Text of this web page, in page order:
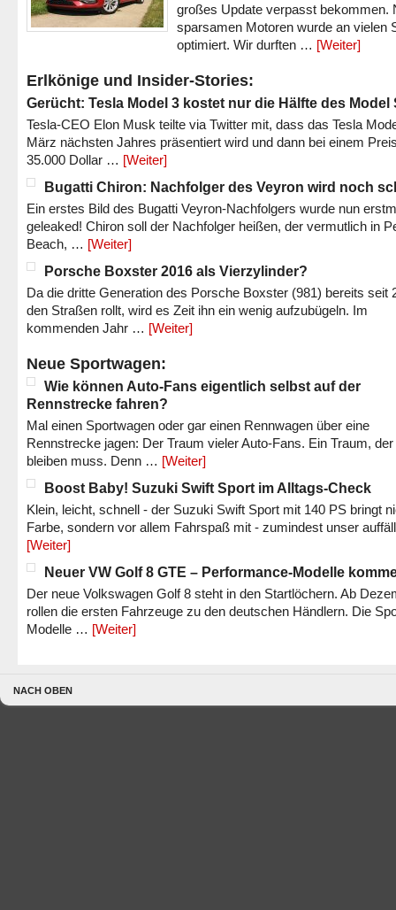
großes Update verpasst bekommen.
sparsamen Motoren wurde an vielen
optimiert. Wir durften … [Weiter]
Erlkönige und Insider-Stories:
Gerücht: Tesla Model 3 kostet nur die Hälfte des Model
Tesla-CEO Elon Musk teilte via Twitter mit, dass das Tesla
März nächsten Jahres präsentiert wird und dann bei einem
35.000 Dollar … [Weiter]
Bugatti Chiron: Nachfolger des Veyron wird noch
Ein erstes Bild des Bugatti Veyron-Nachfolgers wurde nun
geleaked! Chiron soll der Nachfolger heißen, der vermutlich in
Beach, … [Weiter]
Porsche Boxster 2016 als Vierzylinder?
Da die dritte Generation des Porsche Boxster (981) bereits seit
den Straßen rollt, wird es Zeit ihn ein wenig aufzubügeln. Im
kommenden Jahr … [Weiter]
Neue Sportwagen:
Wie können Auto-Fans eigentlich selbst auf der
Rennstrecke fahren?
Mal einen Sportwagen oder gar einen Rennwagen über eine
Rennstrecke jagen: Der Traum vieler Auto-Fans. Ein Traum,
bleiben muss. Denn … [Weiter]
Boost Baby! Suzuki Swift Sport im Alltags-Check
Klein, leicht, schnell - der Suzuki Swift Sport mit 140 PS bringt
Farbe, sondern vor allem Fahrspaß mit - zumindest unser
[Weiter]
Neuer VW Golf 8 GTE – Performance-Modelle
Der neue Volkswagen Golf 8 steht in den Startlöchern. Ab
rollen die ersten Fahrzeuge zu den deutschen Händlern. Die
Modelle … [Weiter]
NACH OBEN